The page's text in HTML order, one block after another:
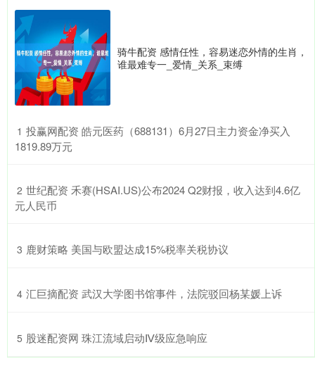
骑牛配资 感情任性，容易迷恋外情的生肖，
谁最难专一_爱情_关系_束缚
1 ​投赢网配资 皓元医药（688131）6月27日主力资金净买入
1819.89万元
2 ​世纪配资 禾赛(HSAI.US)公布2024 Q2财报，收入达到4.6亿
元人民币
3 ​鹿财策略 美国与欧盟达成15%税率关税协议
4 ​汇巨摘配资 武汉大学图书馆事件，法院驳回杨某媛上诉
5 ​股迷配资网 珠江流域启动Ⅳ级应急响应